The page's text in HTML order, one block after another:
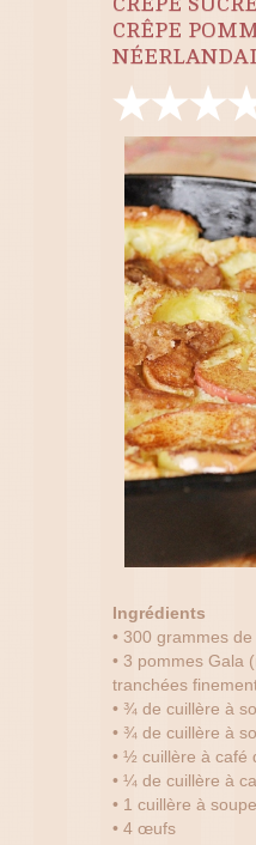
CRÊPE
Ingrédients
• 300 grammes
• 3 pommes Gala
tranchées
• ¾ de cuillère à
• ¾ de cuillère à
• ½ cuillère à café
• ¼ de cuillère à
• 1 cuillère à
• 4 œufs